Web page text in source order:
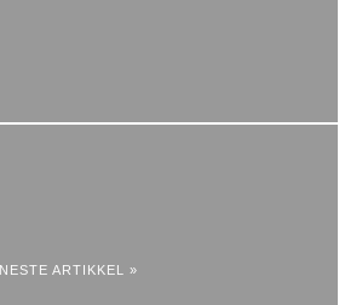
NESTE ARTIKKEL »